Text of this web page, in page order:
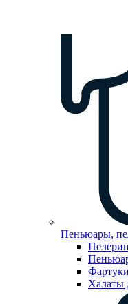
Пеньюары,
Халаты